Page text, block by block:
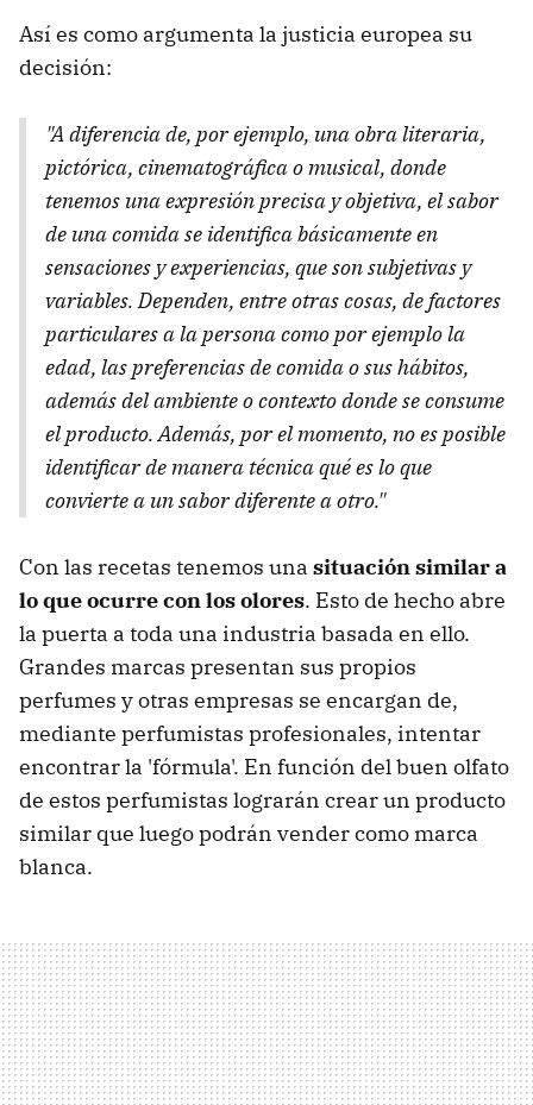
Así es como argumenta la justicia europea su
decisión:
"A diferencia de, por ejemplo, una obra literaria,
pictórica, cinematográfica o musical, donde
tenemos una expresión precisa y objetiva, el sabor
de una comida se identifica básicamente en
sensaciones y experiencias, que son subjetivas y
variables. Dependen, entre otras cosas, de factores
particulares a la persona como por ejemplo la
edad, las preferencias de comida o sus hábitos,
además del ambiente o contexto donde se consume
el producto. Además, por el momento, no es posible
identificar de manera técnica qué es lo que
convierte a un sabor diferente a otro."
Con las recetas tenemos una situación similar a
lo que ocurre con los olores. Esto de hecho abre
la puerta a toda una industria basada en ello.
Grandes marcas presentan sus propios
perfumes y otras empresas se encargan de,
mediante perfumistas profesionales, intentar
encontrar la 'fórmula'. En función del buen olfato
de estos perfumistas lograrán crear un producto
similar que luego podrán vender como marca
blanca.